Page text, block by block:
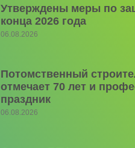
Утверждены меры по
конца 2026 года
06.08.2026
Потомственный
отмечает 70 лет и
праздник
06.08.2026